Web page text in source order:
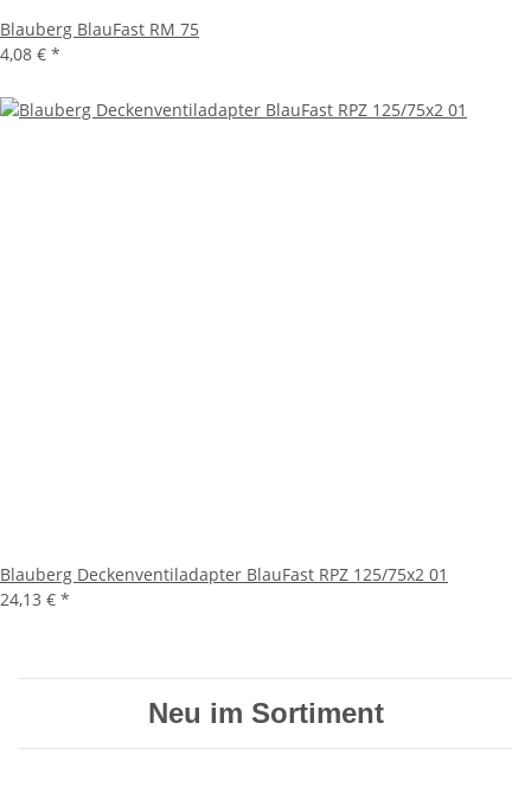
Blauberg BlauFast RM 75
4,08 € *
Blauberg Deckenventiladapter BlauFast RPZ 125/75x2 01
24,13 € *
Neu im Sortiment